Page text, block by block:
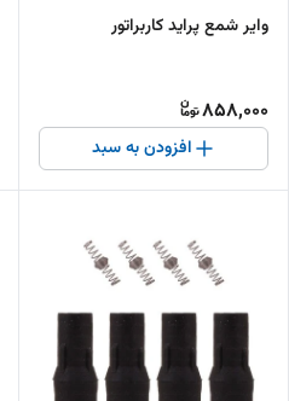
وایر شمع پراید کاربراتور
858,000
افزودن به سبد